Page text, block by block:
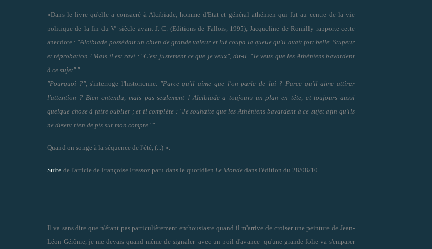
«Dans le livre qu'elle a consacré à Alcibiade, homme d'Etat et général athénien qui fut au centre de la vie
politique de la fin du Ve siècle avant J.-C. (Editions de Fallois, 1995), Jacqueline de Romilly rapporte cette
anecdote : "Alcibiade possédait un chien de grande valeur et lui coupa la queue qu'il avait fort belle. Stupeur
et réprobation ! Mais il est ravi : "C'est justement ce que je veux", dit-il. "Je veux que les Athéniens bavardent
à ce sujet"."
"Pourquoi ?", s'interroge l'historienne. "Parce qu'il aime que l'on parle de lui ? Parce qu'il aime attirer
l'attention ? Bien entendu, mais pas seulement ! Alcibiade a toujours un plan en tête, et toujours aussi
quelque chose à faire oublier ; et il complète : "Je souhaite que les Athéniens bavardent à ce sujet afin qu'ils
ne disent rien de pis sur mon compte.""
Quand on songe à la séquence de l'été, (...) ».
Suite de l'article de Françoise Fressoz paru dans le quotidien Le Monde dans l'édition du 28/08/10.
Il va sans dire que n'étant pas particulièrement enthousiaste quand il m'arrive de croiser une peinture de Jean-
Léon Gérôme, je me devais quand même de signaler -avec un poil d'avance- qu'une grande folie va s'emparer